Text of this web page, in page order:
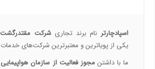
همه چیز درباره خرید بلیط هواپیما 3
اسپادچارتر نام برند تجاریشرکت مقتدرگشت
یکی از پویا‌ترین و معتبرترین شرکت‌های خدمات
ما با داشتنمجوز فعالیت از سازمان